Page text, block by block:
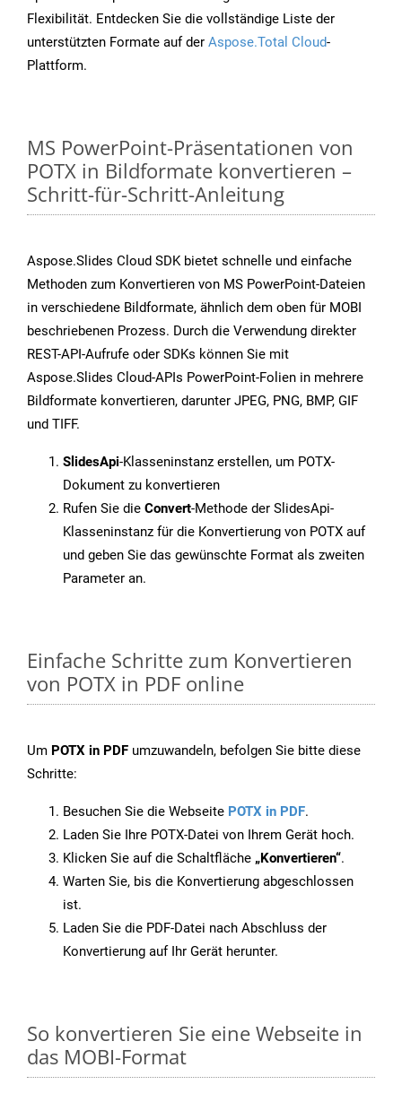
Flexibilität. Entdecken Sie die vollständige Liste der
unterstützten Formate auf der Aspose.Total Cloud-
Plattform.
MS PowerPoint-Präsentationen von
POTX in Bildformate konvertieren –
Schritt-für-Schritt-Anleitung
Aspose.Slides Cloud SDK bietet schnelle und einfache
Methoden zum Konvertieren von MS PowerPoint-Dateien
in verschiedene Bildformate, ähnlich dem oben für MOBI
beschriebenen Prozess. Durch die Verwendung direkter
REST-API-Aufrufe oder SDKs können Sie mit
Aspose.Slides Cloud-APIs PowerPoint-Folien in mehrere
Bildformate konvertieren, darunter JPEG, PNG, BMP, GIF
und TIFF.
SlidesApi-Klasseninstanz erstellen, um POTX-
Dokument zu konvertieren
Rufen Sie die Convert-Methode der SlidesApi-
Klasseninstanz für die Konvertierung von POTX auf
und geben Sie das gewünschte Format als zweiten
Parameter an.
Einfache Schritte zum Konvertieren
von POTX in PDF online
Um POTX in PDF umzuwandeln, befolgen Sie bitte diese
Schritte:
Besuchen Sie die Webseite POTX in PDF.
Laden Sie Ihre POTX-Datei von Ihrem Gerät hoch.
Klicken Sie auf die Schaltfläche „Konvertieren“.
Warten Sie, bis die Konvertierung abgeschlossen
ist.
Laden Sie die PDF-Datei nach Abschluss der
Konvertierung auf Ihr Gerät herunter.
So konvertieren Sie eine Webseite in
das MOBI-Format